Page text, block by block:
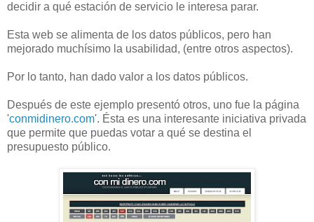
decidir a qué estación de servicio le interesa parar.
Esta web se alimenta de los datos públicos, pero han
mejorado muchísimo la usabilidad, (entre otros aspectos).
Por lo tanto, han dado valor a los datos públicos.
Después de este ejemplo presentó otros, uno fue la página
'conmidinero.com'. Ésta es una interesante iniciativa privada
que permite que puedas votar a qué se destina el
presupuesto público.